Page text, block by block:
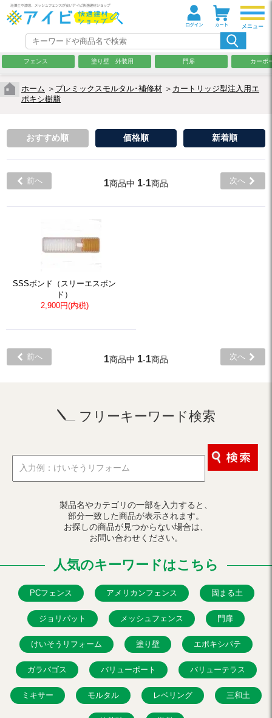
フェンス 塗り壁 外装用 門扉 カーポ
ホーム ＞ プレミックスモルタル･補修材 ＞ カートリッジ型注入用エ
ポキシ樹脂
おすすめ順 価格順 新着順
前へ 1商品中 1-1商品 次へ
SSSボンド（スリーエスボン
ド）
2,900円(内税)
前へ 1商品中 1-1商品 次へ
フリーキーワード検索
製品名やカテゴリの一部を入力すると、
部分一致した商品が表示されます。
お探しの商品が見つからない場合は、
お問い合わせください。
人気のキーワードはこちら
PCフェンス アメリカンフェンス 固まる土
ジョリパット メッシュフェンス 門扉
けいそうリフォーム 塗り壁 エポキシパテ
ガラパゴス バリューポート バリューテラス
ミキサー モルタル レベリング 三和土